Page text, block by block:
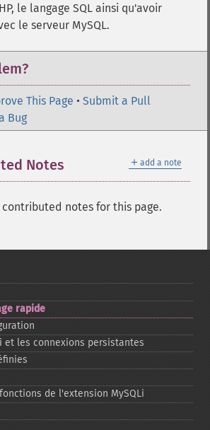
le langage SQL ainsi qu'avoir
le serveur MySQL.
This Page • Submit a Pull
Bug
＋ add a note
Notes
notes for this page.
rapide
et les connexions persistantes
de l'extension MySQLi